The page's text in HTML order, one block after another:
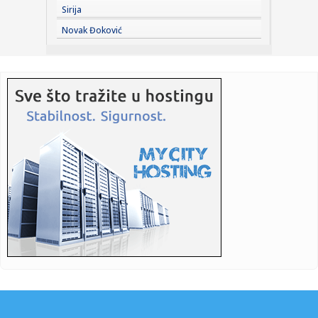
22:58:FIFA im uplatila novac, oni odbijaju da podrže Infantina
22:56: Kalibaf poručio Trampu: "Vaša teatralna diplomatija je
propala"
22:52:
su...
22:51:Najavljen električni Ford Fathom
22:50:Nizak nivo Dunava otkrio most rimskog cara Konstantina!
Priroda p...
22:49:Štab za vanredne situacije: U većem delu Srbije nema
restrikcij...
Sirija
Novak Đoković